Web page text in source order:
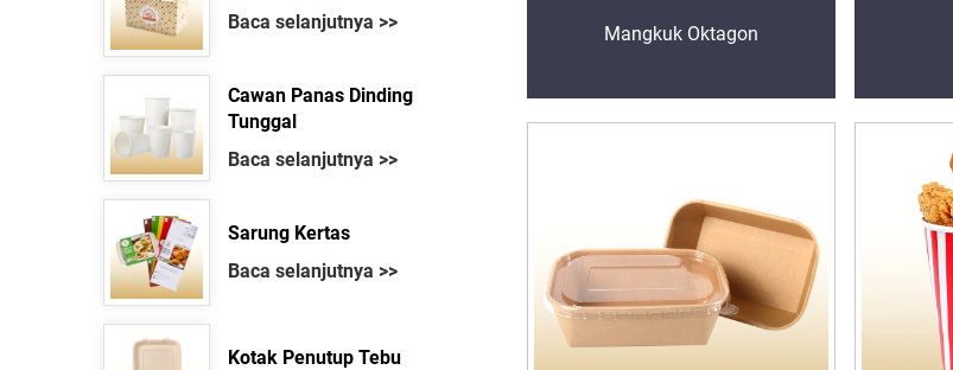
Baca selanjutnya >>
Cawan Panas Dinding
Tunggal
Baca selanjutnya >>
Sarung Kertas
Baca selanjutnya >>
Kotak Penutup Tebu
Mangkuk Oktagon